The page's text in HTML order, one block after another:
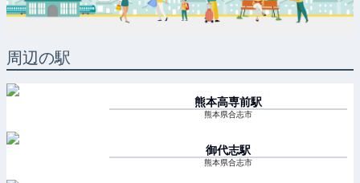
周辺の駅
熊本高専前駅
熊本県合志市
御代志駅
熊本県合志市